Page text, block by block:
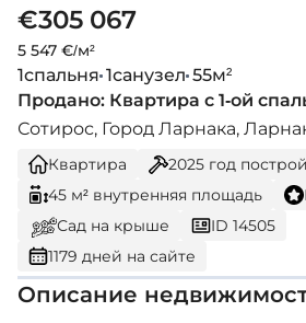
€305 067
5 547 €/м²
1спальня 1санузел 55м²
Продано: Квартира с 1-ой
Сотирос, Город Ларнака,
Квартира 2025 год
45 м² внутренняя площадь
Сад на крыше
ID 14505
1179 дней на сайте
Описание